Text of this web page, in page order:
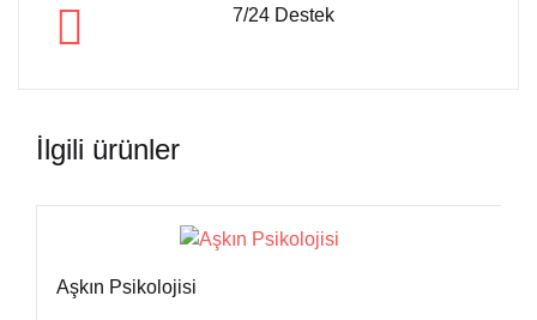
7/24 Destek
İlgili ürünler
Aşkın Psikolojisi